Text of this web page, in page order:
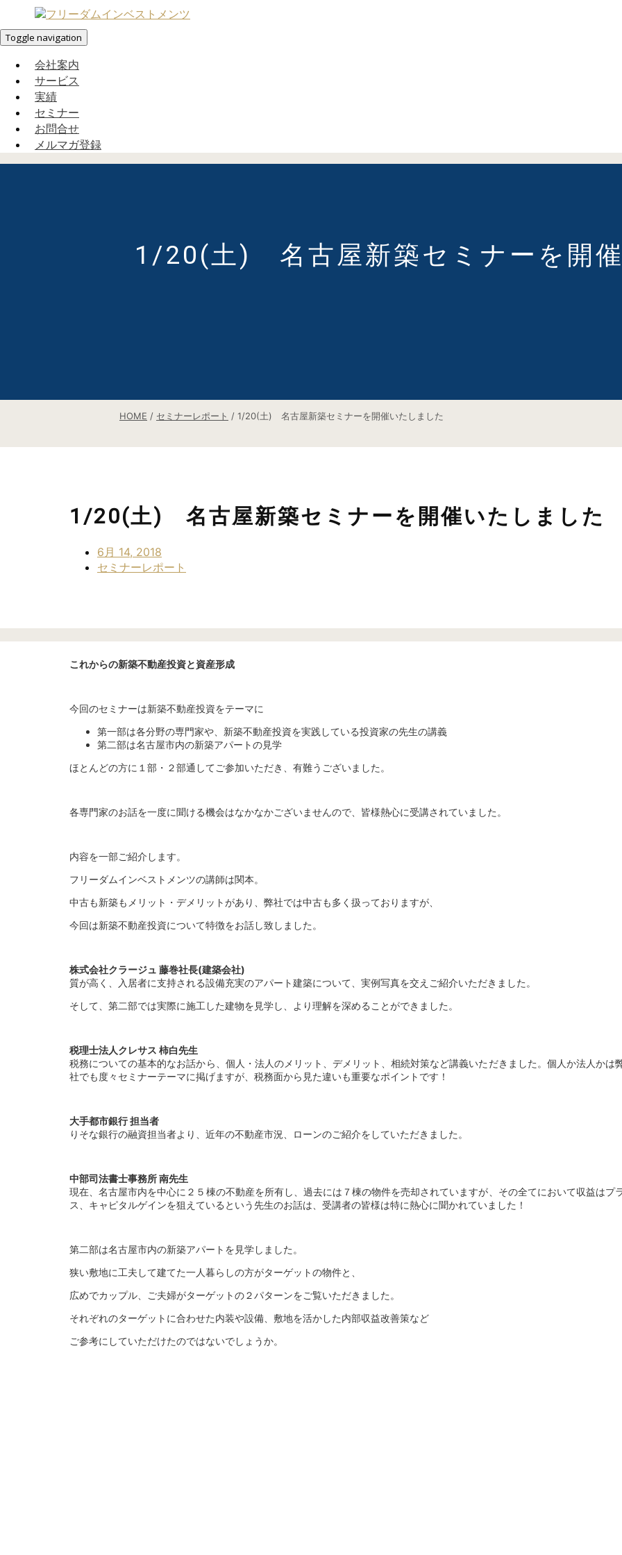
Toggle navigation
会社案内
サービス
実績
セミナー
お問合せ
メルマガ登録
1/20(土) 名古屋新築セミナーを開
HOME / セミナーレポート / 1/20(土) 名古屋新築セミナーを開催いたしました
1/20(土) 名古屋新築セミナーを開催いたしました
6月 14, 2018
セミナーレポート
これからの新築不動産投資と資産形成
今回のセミナーは新築不動産投資をテーマに
第一部は各分野の専門家や、新築不動産投資を実践している投資家の先生の講義
第二部は名古屋市内の新築アパートの見学
ほとんどの方に１部・２部通してご参加いただき、有難うございました。
各専門家のお話を一度に聞ける機会はなかなかございませんので、皆様熱心に受講されていました。
内容を一部ご紹介します。
フリーダムインベストメンツの講師は関本。
中古も新築もメリット・デメリットがあり、弊社では中古も多く扱っておりますが、
今回は新築不動産投資について特徴をお話し致しました。
株式会社クラージュ 藤巻社長(建築会社)
質が高く、入居者に支持される設備充実のアパート建築について、実例写真を交えご紹介いただきました。
そして、第二部では実際に施工した建物を見学し、より理解を深めることができました。
税理士法人クレサス 柿白先生
税務についての基本的なお話から、個人・法人のメリット、デメリット、相続対策など講義いただきました。個人か法人かは
社でも度々セミナーテーマに掲げますが、税務面から見た違いも重要なポイントです！
大手都市銀行 担当者
りそな銀行の融資担当者より、近年の不動産市況、ローンのご紹介をしていただきました。
中部司法書士事務所 南先生
現在、名古屋市内を中心に２５棟の不動産を所有し、過去には７棟の物件を売却されていますが、その全てにおいて収益はプ
ス、キャピタルゲインを狙えているという先生のお話は、受講者の皆様は特に熱心に聞かれていました！
第二部は名古屋市内の新築アパートを見学しました。
狭い敷地に工夫して建てた一人暮らしの方がターゲットの物件と、
広めでカップル、ご夫婦がターゲットの２パターンをご覧いただきました。
それぞれのターゲットに合わせた内装や設備、敷地を活かした内部収益改善策など
ご参考にしていただけたのではないでしょうか。